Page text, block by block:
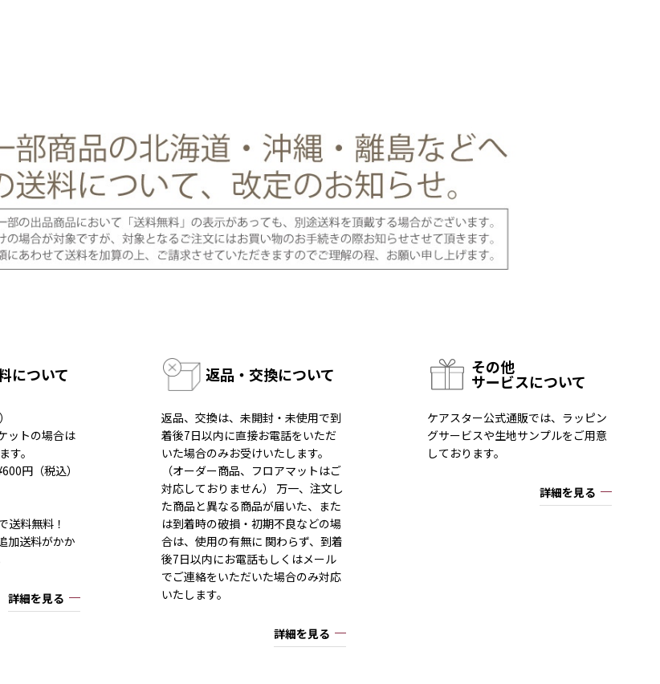
について
ットの場合は
す。
円（税込）
送料無料！
加送料がかか
詳細を見る
返品・交換について
返品、交換は、未開封・未使用で到
着後7日以内に直接お電話をいただ
いた場合のみお受けいたします。
（オーダー商品、フロアマットはご
対応しておりません） 万一、注文し
た商品と異なる商品が届いた、また
は到着時の破損・初期不良などの場
合は、使用の有無に 関わらず、到着
後7日以内にお電話もしくはメール
でご連絡をいただいた場合のみ対応
いたします。
詳細を見る
その他
サービスについて
ケアスター公式通販では、ラッピン
グサービスや生地サンプルをご用意
しております。
詳細を見る